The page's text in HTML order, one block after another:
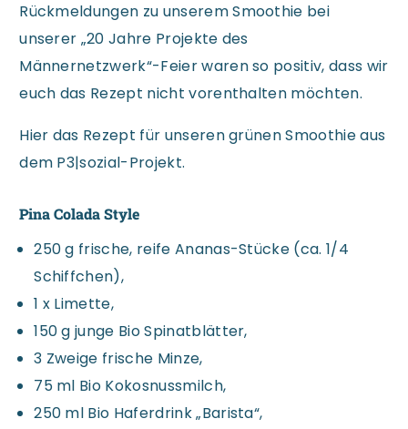
Rückmeldungen zu unserem Smoothie bei
unserer „20 Jahre Projekte des
Männernetzwerk“-Feier waren so positiv, dass wir
euch das Rezept nicht vorenthalten möchten.
Hier das Rezept für unseren grünen Smoothie aus
dem P3|sozial-Projekt.
Pina Colada Style
250 g frische, reife Ananas-Stücke (ca. 1/4
Schiffchen),
1 x Limette,
150 g junge Bio Spinatblätter,
3 Zweige frische Minze,
75 ml Bio Kokosnussmilch,
250 ml Bio Haferdrink „Barista“,